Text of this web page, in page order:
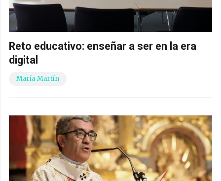
Reto educativo: enseñar a ser en la era
digital
María Martín